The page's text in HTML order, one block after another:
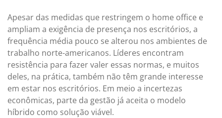
Apesar das medidas que restringem o home office e
ampliam a exigência de presença nos escritórios, a
frequência média pouco se alterou nos ambientes de
trabalho norte-americanos. Líderes encontram
resistência para fazer valer essas normas, e muitos
deles, na prática, também não têm grande interesse
em estar nos escritórios. Em meio a incertezas
econômicas, parte da gestão já aceita o modelo
híbrido como solução viável.